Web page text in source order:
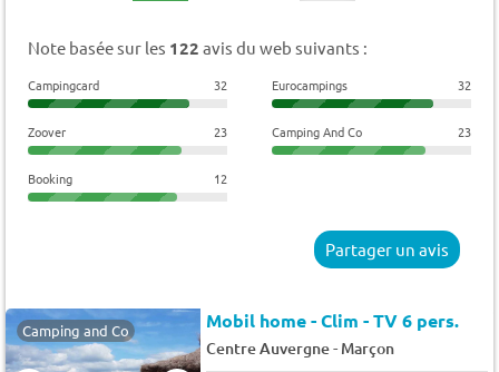
Note basée sur les 122 avis du web suivants :
Campingcard 32 Eurocampings 32
Zoover 23 Camping And Co 23
Booking 12
Partager un avis
Camping and Co Mobil home - Clim - TV 6 pers.
Centre Auvergne- Marçon